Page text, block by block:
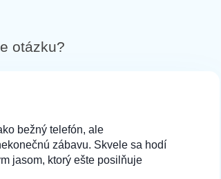
otázku?
bežný telefón, ale
zábavu. Skvele sa hodí
jasom, ktorý ešte posilňuje